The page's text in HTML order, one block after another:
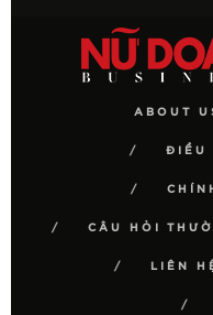
ABOUT
ĐIỀU
CÂU HỎI
LIÊN